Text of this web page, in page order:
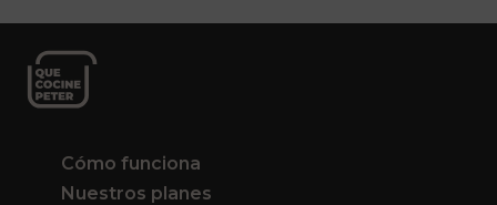
Cómo funciona
Nuestros planes